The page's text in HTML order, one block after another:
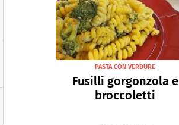
PASTA CON VERDURE
Fusilli gorgonzola e
broccoletti